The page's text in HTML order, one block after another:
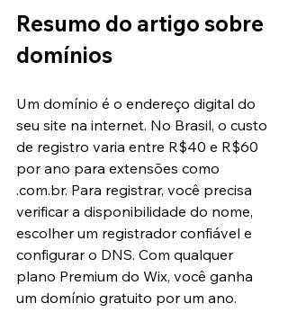
Resumo do artigo sobre
domínios
Um domínio é o endereço digital do
seu site na internet. No Brasil, o custo
de registro varia entre R$40 e R$60
por ano para extensões como
.com.br. Para registrar, você precisa
verificar a disponibilidade do nome,
escolher um registrador confiável e
configurar o DNS. Com qualquer
plano Premium do Wix, você ganha
um domínio gratuito por um ano.